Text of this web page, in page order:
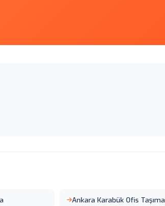
Ankara Karabük Ofis Taşıma